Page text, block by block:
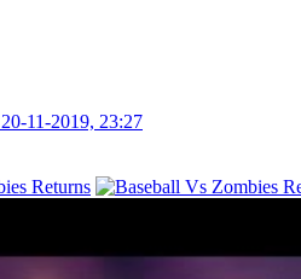
20-11-2019, 23:27